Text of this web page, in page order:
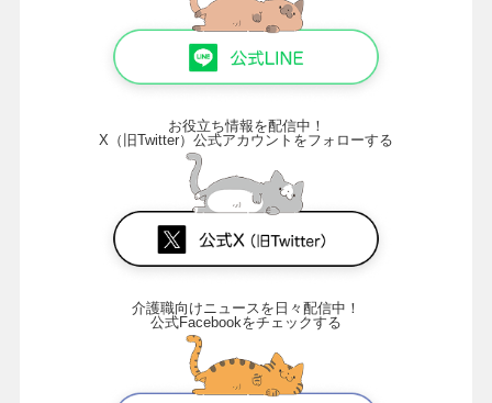
お役立ち情報を配信中！
X（旧Twitter）公式アカウントをフォローする
介護職向けニュースを日々配信中！
公式Facebookをチェックする